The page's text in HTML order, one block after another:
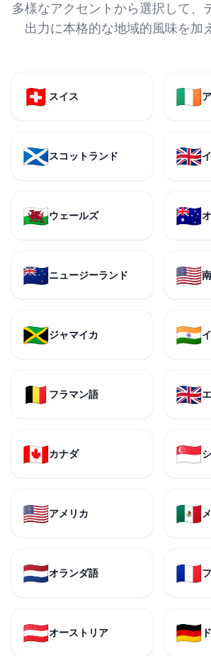
多様なアクセントから選択して、
出力に本格的な地域的風味を加
🇨🇭 スイス 🇮🇪
🏴󠁧󠁢󠁳󠁣󠁴󠁿スコットランド 🇬🇧
🏴󠁧󠁢󠁷󠁬󠁳󠁿ウェールズ 🇦🇺
🇳🇿ニュージーランド 🇺🇸
🇯🇲ジャマイカ 🇮🇳
🇧🇪 フラマン語 🇬🇧
🇨🇦カナダ 🇸🇬
🇺🇸アメリカ 🇲🇽
🇳🇱オランダ語 🇫🇷
🇦🇹オーストリア 🇩🇪